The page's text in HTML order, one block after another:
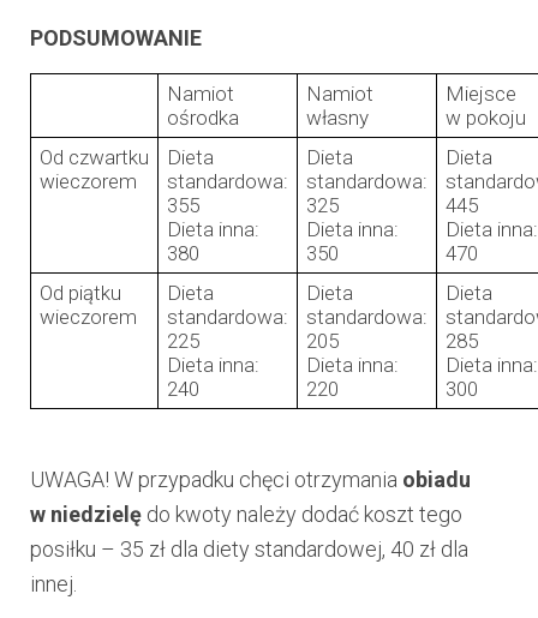
PODSUMOWANIE
Namiot
ośrodka
Namiot
własny
Miejsce
w pokoju
Od czwartku
wieczorem
Dieta
standardowa:
355
Dieta inna:
380
Dieta
standardowa:
325
Dieta inna:
350
Dieta
445
Dieta inna:
470
Od piątku
wieczorem
Dieta
standardowa:
225
Dieta inna:
240
Dieta
standardowa:
205
Dieta inna:
220
Dieta
285
Dieta inna:
300
UWAGA! W przypadku chęci otrzymania obiadu
w niedzielę do kwoty należy dodać koszt tego
posiłku – 35 zł dla diety standardowej, 40 zł dla
innej.